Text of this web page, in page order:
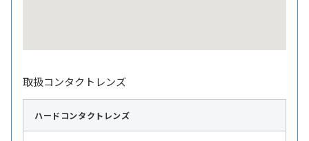
取扱コンタクトレンズ
ハード コンタクトレンズ